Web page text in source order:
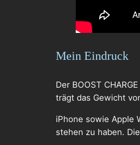
Mein Eindruck
Der BOOST
trägt das Gewicht
iPhone sowie Apple
stehen zu haben.